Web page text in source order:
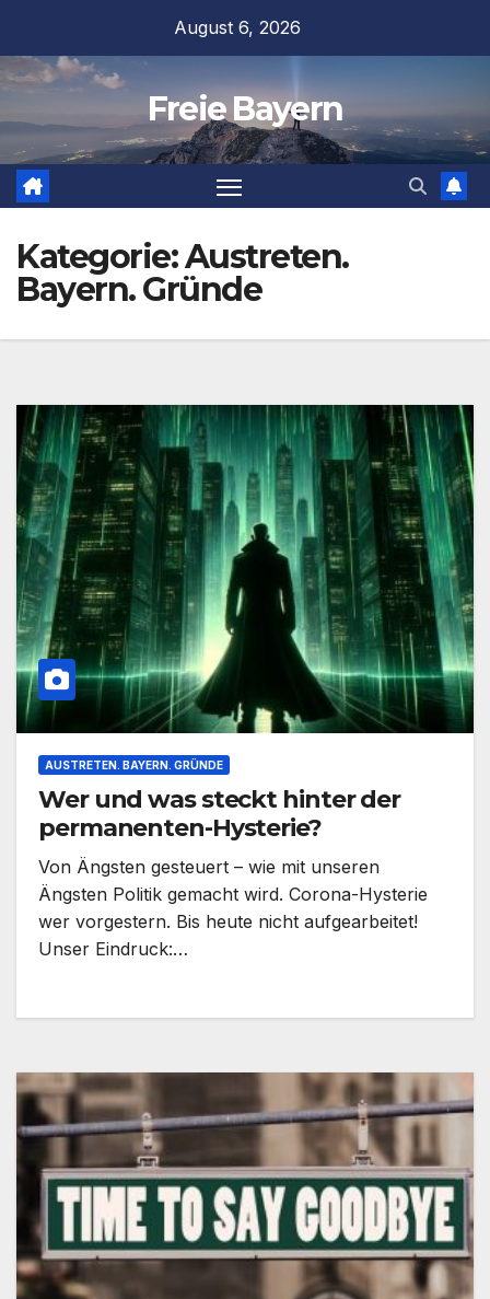
springen
August 6, 2026
Freie Bayern
Kategorie:Austreten.
Bayern. Gründe
AUSTRETEN. BAYERN. GRÜNDE
Wer und was steckt hinter der
permanenten-Hysterie?
Von Ängsten gesteuert – wie mit unseren
Ängsten Politik gemacht wird. Corona-Hysterie
wer vorgestern. Bis heute nicht aufgearbeitet!
Unser Eindruck:…